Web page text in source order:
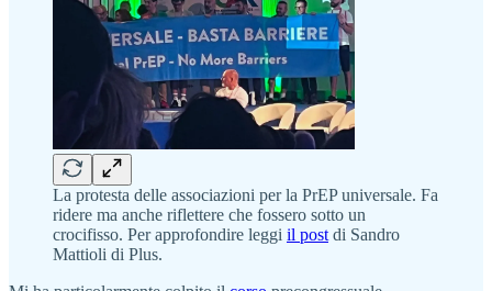
La protesta delle associazioni per la PrEP universale. Fa
ridere ma anche riflettere che fossero sotto un
crocifisso. Per approfondire leggi il post di Sandro
Mattioli di Plus.